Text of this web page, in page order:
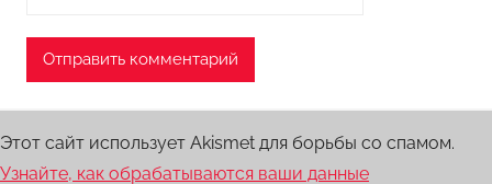
Этот сайт использует Akismet для борьбы со спамом.
Узнайте, как обрабатываются ваши данные